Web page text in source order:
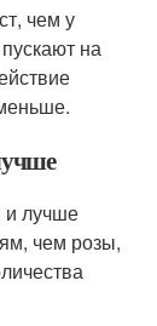
чем у
на
и лучше
чем розы,